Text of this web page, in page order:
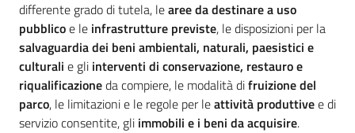
Argomenti
Novità
Servizi
differente grado di tutela, learee da destinare a uso
pubblicoe le infrastrutture previste, le disposizioni per la
salvaguardia dei beni ambientali, naturali, paesistici e
culturali e gli interventi di conservazione, restauro e
riqualificazioneda compiere, le modalità difruizione del
parco, le limitazioni e le regole per leattività produttivee di
servizio consentite, gli immobili e i beni da acquisire.